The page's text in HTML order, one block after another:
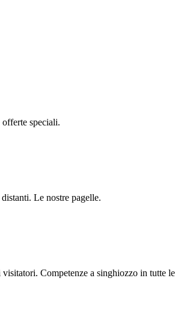
speciali.
Le nostre pagelle.
Competenze a singhiozzo in tutte le